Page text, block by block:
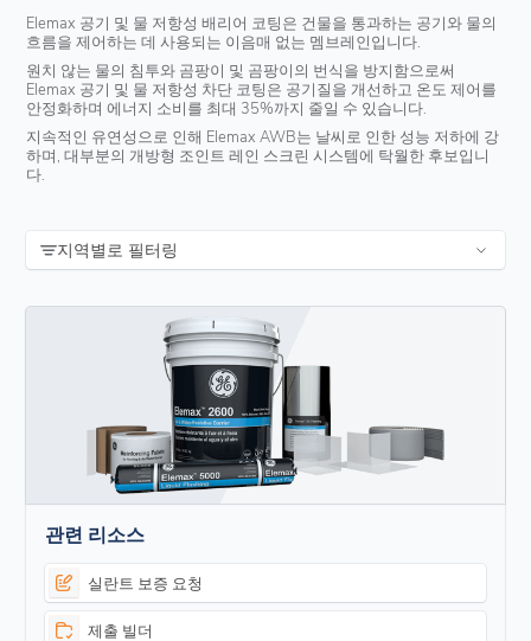
관련 리소스
실란트 보증 요청
제출 빌더
Elemax 공기 및 물 저항성 배리어 코팅은 건물을 통과하는 공기와 물의
흐름을 제어하는 데 사용되는 이음매 없는 멤브레인입니다.
원치 않는 물의 침투와 곰팡이 및 곰팡이의 번식을 방지함으로써
Elemax 공기 및 물 저항성 차단 코팅은 공기질을 개선하고 온도 제어를
안정화하며 에너지 소비를 최대 35%까지 줄일 수 있습니다.
지속적인 유연성으로 인해 Elemax AWB는 날씨로 인한 성능 저하에 강
하며, 대부분의 개방형 조인트 레인 스크린 시스템에 탁월한 후보입니
다.
지역별로 필터링